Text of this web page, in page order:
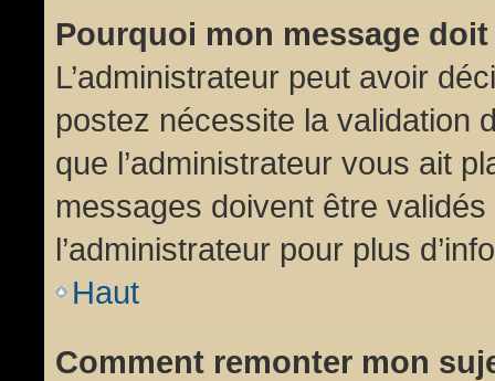
Pourquoi mon message
L’administrateur peut avoir
postez nécessite la validation
que l’administrateur vous ait
messages doivent être
l’administrateur pour plus
Haut
Comment remonter mon